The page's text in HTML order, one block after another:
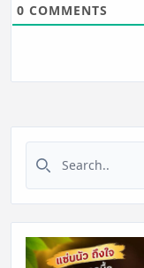
0 COMMENTS
Search for: